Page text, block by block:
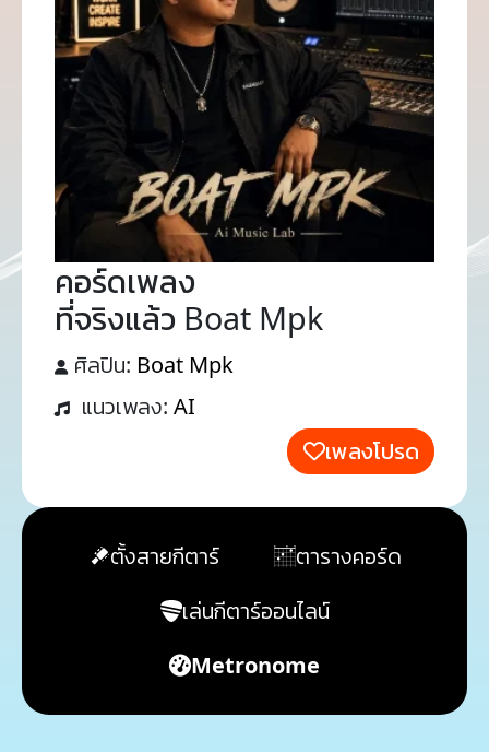
คอร์ดเพลง
ที่จริงแล้ว Boat Mpk
ศิลปิน: Boat Mpk
แนวเพลง: AI
เพลงโปรด
ตั้งสายกีตาร์
ตารางคอร์ด
เล่นกีตาร์ออนไลน์
Metronome